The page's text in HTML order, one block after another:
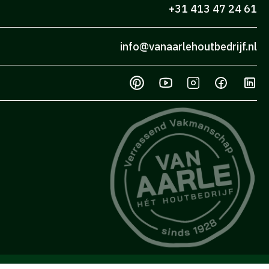
+31 413 47 24 61
info@vanaarlehoutbedrijf.nl